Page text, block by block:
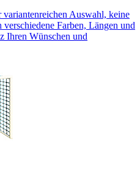
Auswahl, keine
Farben, Längen und
Ihren Wünschen und